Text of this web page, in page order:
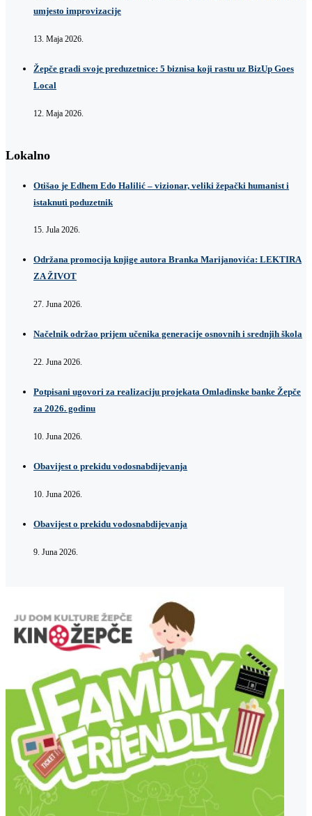
umjesto improvizacije
13. Maja 2026.
Žepče gradi svoje preduzetnice: 5 biznisa koji rastu uz BizUp Goes
Local
12. Maja 2026.
Lokalno
Otišao je Edhem Edo Halilić – vizionar, veliki žepački humanist i
istaknuti poduzetnik
15. Jula 2026.
Održana promocija knjige autora Branka Marijanovića: LEKTIRA
ZA ŽIVOT
27. Juna 2026.
Načelnik održao prijem učenika generacije osnovnih i srednjih škola
22. Juna 2026.
Potpisani ugovori za realizaciju projekata Omladinske banke Žepče
za 2026. godinu
10. Juna 2026.
Obavijest o prekidu vodosnabdijevanja
10. Juna 2026.
Obavijest o prekidu vodosnabdijevanja
9. Juna 2026.